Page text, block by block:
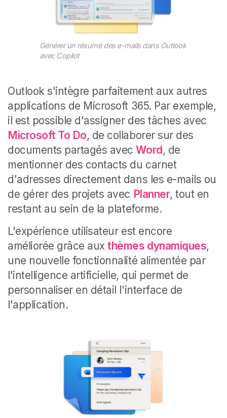
Générer un résumé des e-mails dans Outlook
avec Copilot
Outlook s'intègre parfaitement aux autres
applications de Microsoft 365. Par exemple,
il est possible d'assigner des tâches avec
Microsoft To Do, de collaborer sur des
documents partagés avecWord, de
mentionner des contacts du carnet
d'adresses directement dans les e-mails ou
de gérer des projets avec Planner, tout en
restant au sein de la plateforme.
L'expérience utilisateur est encore
améliorée grâce auxthèmes dynamiques,
une nouvelle fonctionnalité alimentée par
l'intelligence artificielle, qui permet de
personnaliser en détail l'interface de
l'application.